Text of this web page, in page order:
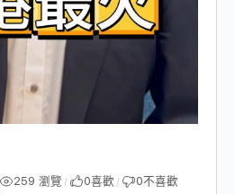
259 瀏覽 / 0喜歡 / 0不喜歡